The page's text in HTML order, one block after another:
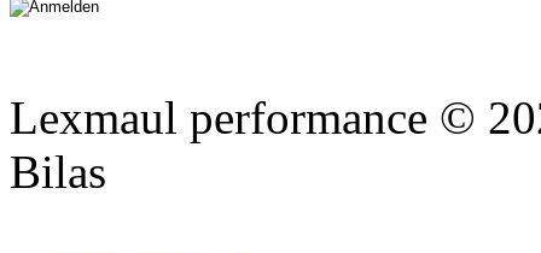
Lexmaul performance ©
Bilas